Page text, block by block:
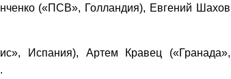
(«ПСВ», Голландия), Евгений Шахов
Испания), Артем Кравец («Гранада»,